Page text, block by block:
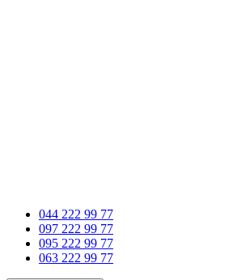
044 222 99 77
097 222 99 77
095 222 99 77
063 222 99 77